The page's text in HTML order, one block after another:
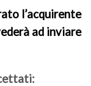
l’acquirente
ad inviare